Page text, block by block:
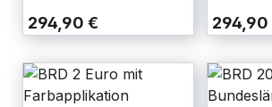
294,90 € 294,90